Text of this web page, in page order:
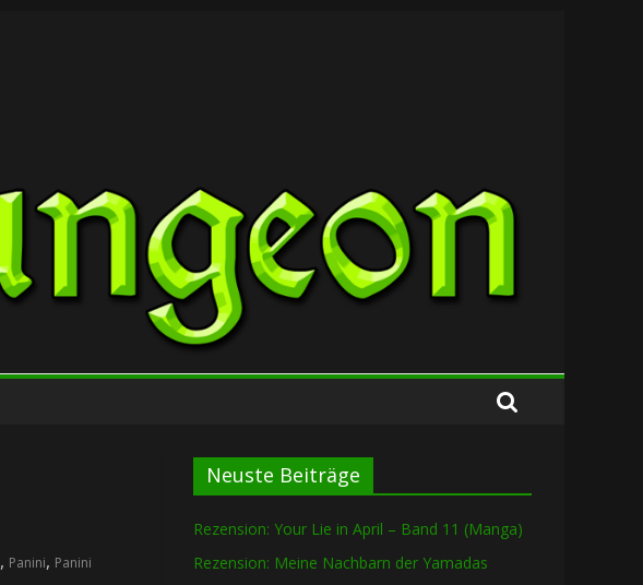
, Panini, Panini
Neuste Beiträge
Rezension: Your Lie in April – Band 11 (Manga)
Rezension: Meine Nachbarn der Yamadas